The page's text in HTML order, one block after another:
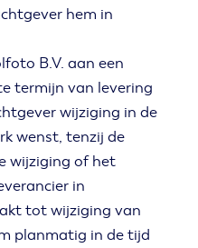
hem in
B.V. aan een
termijn van levering
wijziging in de
wenst, tenzij de
wijziging of het
in
tot wijziging van
planmatig in de tijd